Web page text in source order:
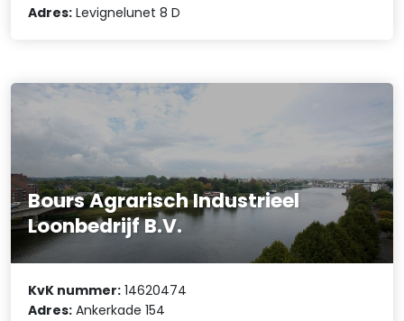
Adres: Levignelunet 8 D
Bours Agrarisch Industrieel
Loonbedrijf B.V.
KvK nummer: 14620474
Adres: Ankerkade 154